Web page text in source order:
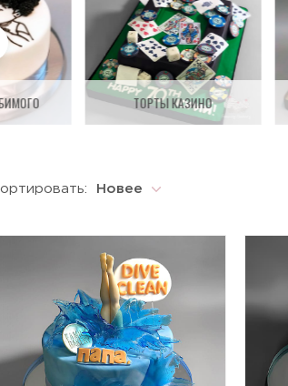
ТОРТЫ КАЗИНО
Новее
Старше
По возрастанию цены
По убыванию цены
По популярности